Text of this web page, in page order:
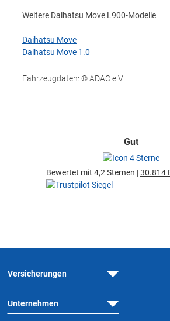
Weitere Daihatsu Move L900-Modelle
Daihatsu Move
Daihatsu Move 1.0
Fahrzeugdaten: © ADAC e.V.
Gut
Bewertet mit 4,2 Sternen |30.814
Versicherungen
Unternehmen